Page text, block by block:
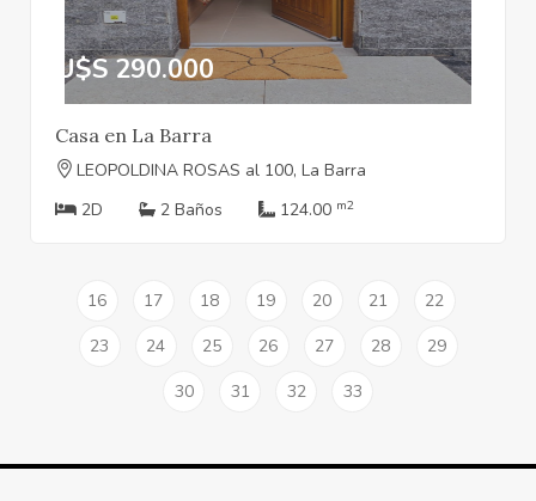
U$S 290.000
Casa en La Barra
LEOPOLDINA ROSAS al 100, La Barra
2D
2 Baños 124.00 m2
16 17 18 19 20 21
22
23
24 25 26 27 28
29
30
31 32 33